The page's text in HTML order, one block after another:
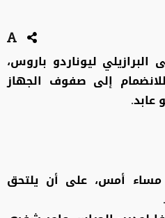
ليوناردو باروس،
إلى صفوف الجهاز
عابد.
مساء أمس، على أن يلتحق